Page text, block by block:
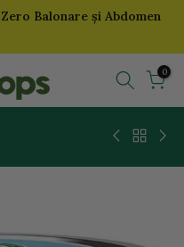
Balonare și Abdomen
0